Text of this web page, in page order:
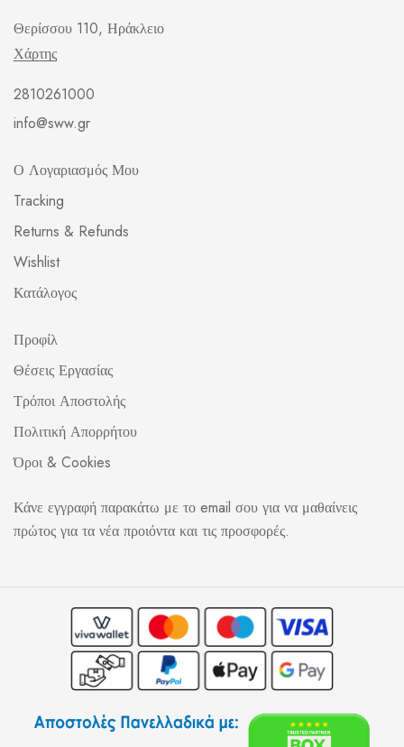
Θερίσσου 110, Ηράκλειο
Χάρτης
2810261000
info@sww.gr
Ο Λογαριασμός Μου
Tracking
Returns & Refunds
Wishlist
Κατάλογος
Προφίλ
Θέσεις Εργασίας
Τρόποι Αποστολής
Πολιτική Απορρήτου
Όροι & Cookies
Κάνε εγγραφή παρακάτω με το email σου για να μαθαίνεις
πρώτος για τα νέα προιόντα και τις προσφορές.